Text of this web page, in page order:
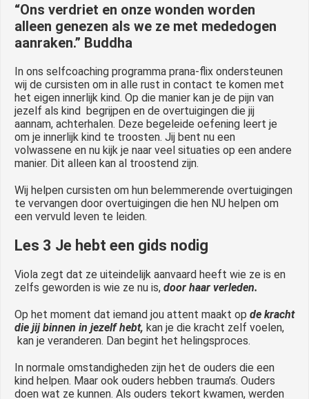
“Ons verdriet en onze wonden worden
alleen genezen als we ze met mededogen
aanraken.” Buddha
In ons selfcoaching programma prana-flix ondersteunen
wij de cursisten om in alle rust in contact te komen met
het eigen innerlijk kind. Op die manier kan je de pijn van
jezelf als kind begrijpen en de overtuigingen die jij
aannam, achterhalen. Deze begeleide oefening leert je
om je innerlijk kind te troosten. Jij bent nu een
volwassene en nu kijk je naar veel situaties op een andere
manier. Dit alleen kan al troostend zijn.
Wij helpen cursisten om hun belemmerende overtuigingen
te vervangen door overtuigingen die hen NU helpen om
een vervuld leven te leiden.
Les 3 Je hebt een gids nodig
Viola zegt dat ze uiteindelijk aanvaard heeft wie ze is en
zelfs geworden is wie ze nu is, door haar verleden.
Op het moment dat iemand jou attent maakt op de kracht
die jij binnen in jezelf hebt, kan je die kracht zelf voelen,
kan je veranderen. Dan begint het helingsproces.
In normale omstandigheden zijn het de ouders die een
kind helpen. Maar ook ouders hebben trauma’s. Ouders
doen wat ze kunnen. Als ouders tekort kwamen, werden